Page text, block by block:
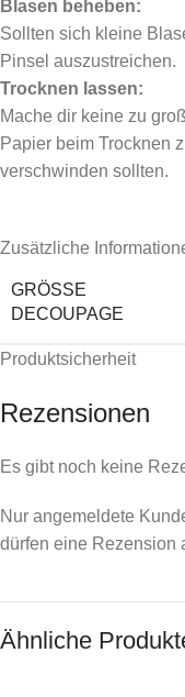
Blasen beheben:
Sollten sich kleine
Pinsel auszustreichen.
Trocknen lassen:
Mache dir keine zu
Papier beim Trocknen
verschwinden sollten.
Zusätzliche
GRÖSSE D
ECOUPAGE
Produktsicherheit
Rezensionen
Es gibt noch keine
Nur angemeldete
dürfen eine Rezension
Ähnliche